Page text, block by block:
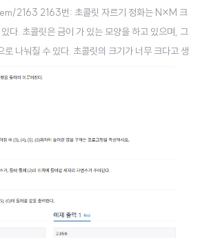
2163 2163번: 초콜릿 자르기 정화는 N×M 크
다. 초콜릿은 금이 가 있는 모양을 하고 있으며, 그
나눠질 수 있다. 초콜릿의 크기가 너무 크다고 생
문제는 이러합니다. 이 문제는 map 함
도록 하겠습니다. (굳이 map 함수를 쓰지 않아도
풀어보고 싶었을 뿐입니다,,) map 함수는 파이썬
터를 한번에 다른 형태로 변환해줍니다. map(변환
길이를 m 이라고 ..